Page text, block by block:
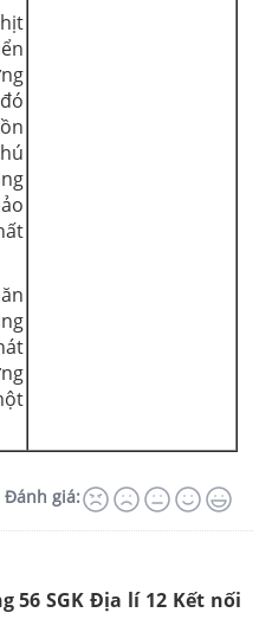
Đánh giá:
56 SGK Địa lí 12 Kết nối